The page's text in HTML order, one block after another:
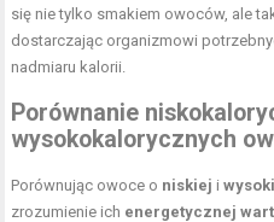
się nie tylko smakiem owoców, ale
dostarczając organizmowi
nadmiaru kalorii.
Porównanie
wysokokalorycznych
Porównując owoce o niskiej i
zrozumienie ich energetycznej